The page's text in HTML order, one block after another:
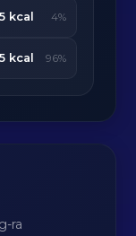
kcal 4%
kcal 96%
ra